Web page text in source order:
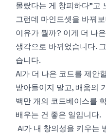
몰랐다는 게 창피하다"고
그런데 마인드셋을 바꿔
이유가 뭘까? 이게 더 나
생각으로 바뀌었습니다.
습니다.
AI가 더 나은 코드를 제안
받아들이지 말고, 배움의
백만 개의 코드베이스를
배우는 건 좋은 일입니다.
AI가 내 창의성을 키우는